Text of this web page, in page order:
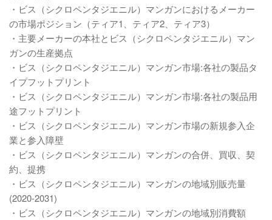
・ビス（シクロペンタジエニル）マンガンにおけるメーカー
の市場ポジション（ティア1、ティア2、ティア3）
・主要メーカーの本社とビス（シクロペンタジエニル）マン
ガンの生産拠点
・ビス（シクロペンタジエニル）マンガン市場:各社の製品タ
イプフットプリント
・ビス（シクロペンタジエニル）マンガン市場:各社の製品用
途フットプリント
・ビス（シクロペンタジエニル）マンガン市場の新規参入企
業と参入障壁
・ビス（シクロペンタジエニル）マンガンの合併、買収、契
約、提携
・ビス（シクロペンタジエニル）マンガンの地域別販売量
(2020-2031)
・ビス（シクロペンタジエニル）マンガンの地域別消費額